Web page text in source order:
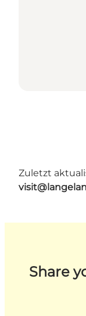
Zuletzt
Share